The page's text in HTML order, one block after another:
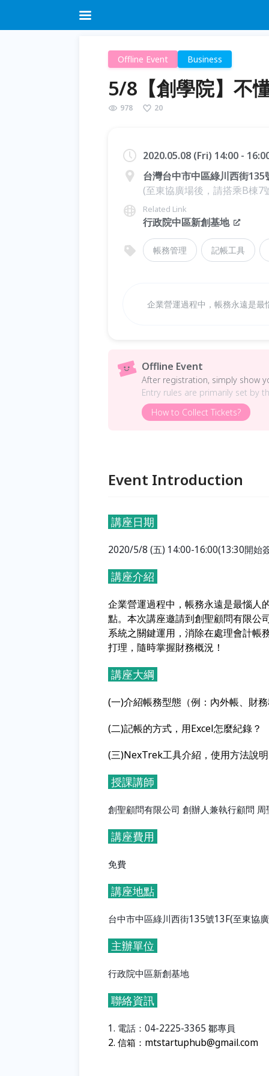
Offline Event Business
5/8【創學院】不
978 20
2020.05.08 (Fri) 14:00 -
台灣台中市中區綠川西街135
(至東協廣場後，請搭乘B棟7
Related Link
行政院中區新創基地
帳務管理 記帳工具
企業營運過程中，帳務永遠是
Offline Event
After registration, simply show
Entry rules are primarily set by
How to Collect Tickets?
Event Introduction
講座日期
2020/5/8 (五) 14:00-16:00(13:30開始
講座介紹
企業營運過程中，帳務永遠是最惱人
點。 本次講座邀請到創聖顧問有限公
系統之關鍵運用，消除在處理會計帳
打理，隨時掌握財務概況！
講座大綱
(一)介紹帳務型態（例：內外帳、財
(二)記帳的方式，用Excel怎麼紀錄？
(三)NexTrek工具介紹，使用方法說明
授課講師
創聖顧問有限公司 創辦人兼執行顧問 周
講座費用
免費
講座地點
台中市中區綠川西街135號13F(至東協
主辦單位
行政院中區新創基地
聯絡資訊
1. 電話： 04-2225-3365 鄒專員
2. 信箱：mtstartuphub@gmail.com